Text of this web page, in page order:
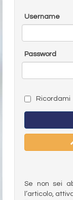
Username
Password
Ricordami
Se non sei
l’articolo,